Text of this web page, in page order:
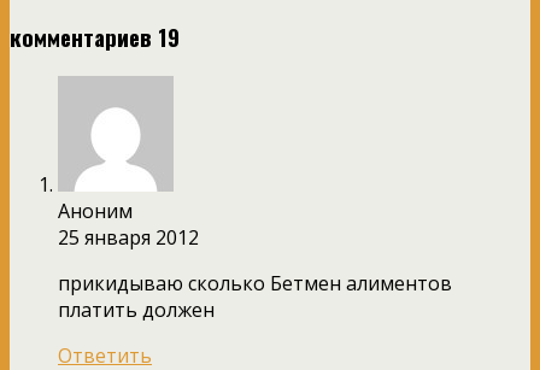
комментариев 19
Аноним
25 января 2012
прикидываю сколько Бетмен алиментов
платить должен
Ответить